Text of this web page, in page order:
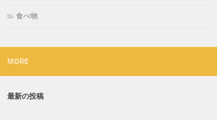
食べ物
MORE
最新の投稿